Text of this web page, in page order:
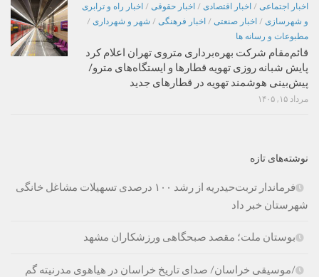
اخبار اجتماعی / اخبار اقتصادی / اخبار حقوقی / اخبار راه و ترابری
و شهرسازی / اخبار صنعتی / اخبار فرهنگی / شهر و شهرداری /
مطبوعات و رسانه ها
قائم‌مقام شرکت بهره‌برداری متروی تهران اعلام کرد
پایش شبانه روزی تهویه قطارها و ایستگاه‌های مترو/
پیش‌بینی هوشمند تهویه در قطارهای جدید
مرداد ۱۵, ۱۴۰۵
نوشته‌های تازه
فرماندار تربت‌حیدریه از رشد ۱۰۰ درصدی تسهیلات مشاغل خانگی
شهرستان خبر داد
بوستان ملت؛ مقصد صبحگاهی ورزشکاران مشهد
/موسیقی خراسان/ صدای تاریخ خراسان در هیاهوی مدرنیته گم